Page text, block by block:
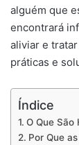
alguém que
encontrará
aliviar e
práticas e
Índice
O Que São
Por Que